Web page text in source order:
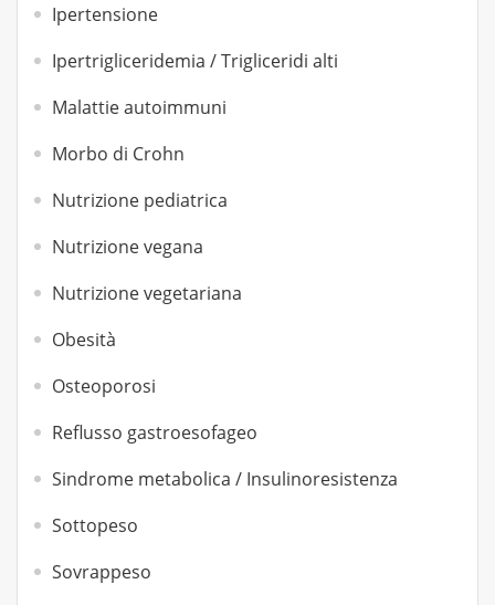
Ipertensione
Ipertrigliceridemia / Trigliceridi alti
Malattie autoimmuni
Morbo di Crohn
Nutrizione pediatrica
Nutrizione vegana
Nutrizione vegetariana
Obesità
Osteoporosi
Reflusso gastroesofageo
Sindrome metabolica / Insulinoresistenza
Sottopeso
Sovrappeso